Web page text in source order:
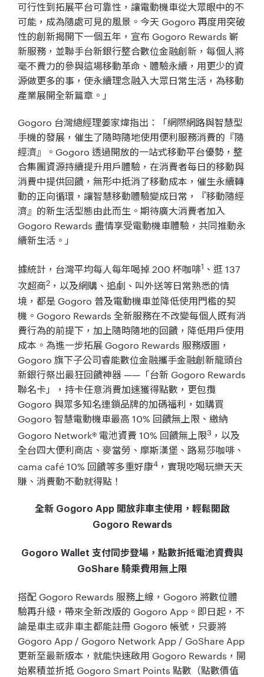
可行性到拓展平台可靠性，讓電動機車從大眾眼中的不
可能，成為隨處可見的風景。今天 Gogoro 再度用突破
性的創新揭開下一個五年，宣布 Gogoro Rewards 嶄
新服務，並聯手台新銀行整合數位金融創新，每個人將
毫不費力的參與這場移動革命、體驗永續，用更少的資
源做更多的事，使永續理念融入大眾日常生活，為移動
產業展開全新篇章。」
Gogoro 台灣總經理姜家煒指出：「網際網路與智慧型
手機的發展，催生了隨時隨地使用便利服務消費的『隨
經濟』。Gogoro 透過開放的一站式移動平台優勢，整
合集團資源持續提升用戶體驗，在消費者每日的移動與
消費中提供回饋，無形中抵消了移動成本，催生永續轉
動的正向循環，讓智慧移動體驗變成日常，『移動隨經
濟』的新生活型態由此而生。期待廣大消費者加入
Gogoro Rewards 盡情享受電動機車體驗，共同推動永
續新生活。」
據統計，台灣平均每人每年喝掉 200 杯咖啡1 、逛 137
次超商2 ，以及網購、追劇、叫外送等日常熟悉的情
境，都是 Gogoro 普及電動機車並降低使用門檻的契
機。Gogoro Rewards 全新服務在不改變每個人既有消
費行為的前提下，加上隨時隨地的回饋，降低用戶使用
成本。為進一步拓展 Gogoro Rewards 服務版圖，
Gogoro 旗下子公司睿能數位金融攜手金融創新龍頭台
新銀行祭出最狂回饋神器 ——「台新 Gogoro Rewards
聯名卡」，持卡任意消費加速獲得點數，更包攬
Gogoro 與眾多知名連鎖品牌的加碼福利，如購買
Gogoro 智慧電動機車最高 10% 回饋無上限、繳納
Gogoro Network® 電池資費 10% 回饋無上限3 ，以及
全台四大便利商店、麥當勞、摩斯漢堡、路易莎咖啡、
cama café 10% 回饋等多重好康4 ，實現吃喝玩樂天天
賺、消費動不動就得點！
全新 Gogoro App 開放非車主使用，輕鬆開啟
Gogoro Rewards
Gogoro Wallet 支付同步登場，點數折抵電池資費與
GoShare 騎乘費用無上限
搭配 Gogoro Rewards 服務上線，Gogoro 將數位體
驗再升級，帶來全新改版的 Gogoro App。即日起，不
論是車主或非車主都能註冊 Gogoro 帳號，只要將
Gogoro App / Gogoro Network App / GoShare App
更新至最新版本，就能快速啟用 Gogoro Rewards，開
始累積並折抵 Gogoro Smart Points 點數（點數價值